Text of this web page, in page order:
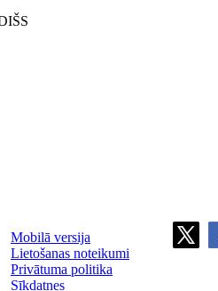
Mobilā versija
Lietošanas noteikumi
Privātuma politika
Sīkdatnes